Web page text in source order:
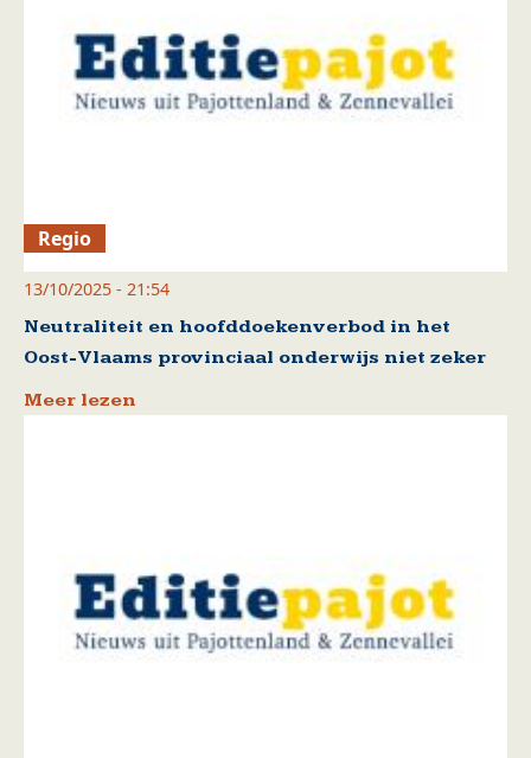
Regio
13/10/2025 - 21:54
Neutraliteit en hoofddoekenverbod in het
Oost-Vlaams provinciaal onderwijs niet zeker
Meer lezen